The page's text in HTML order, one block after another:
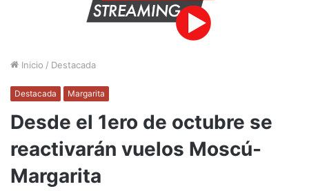
Inicio / Destacada
Destacada Margarita
Desde el 1ero de octubre se
reactivarán vuelos Moscú-
Margarita